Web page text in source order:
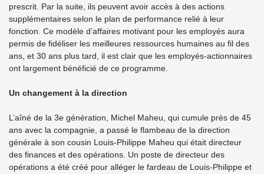
prescrit. Par la suite, ils peuvent avoir accès à des actions
supplémentaires selon le plan de performance relié à leur
fonction. Ce modèle d’affaires motivant pour les employés aura
permis de fidéliser les meilleures ressources humaines au fil des
ans, et 30 ans plus tard, il est clair que les employés-actionnaires
ont largement bénéficié de ce programme.
Un changement à la direction
L’aîné de la 3e génération, Michel Maheu, qui cumule près de 45
ans avec la compagnie, a passé le flambeau de la direction
générale à son cousin Louis-Philippe Maheu qui était directeur
des finances et des opérations. Un poste de directeur des
opérations a été créé pour alléger le fardeau de Louis-Philippe et